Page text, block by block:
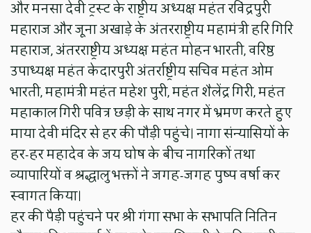
और मनसा देवी ट्रस्ट के राष्ट्रीय अध्यक्ष महंत रविंद्रपुरी
महाराज और जूना अखाड़े के अंतरराष्ट्रीय महामंत्री हरि गिरि
महाराज, अंतरराष्ट्रीय अध्यक्ष महंत मोहन भारती, वरिष्ठ
उपाध्यक्ष महंत केदारपुरी अंतर्राष्ट्रीय सचिव महंत ओम
भारती, महामंत्री महंत महेश पुरी, महंत शैलेंद्र गिरी, महंत
महाकाल गिरी पवित्र छड़ी के साथ नगर में भ्रमण करते हुए
माया देवी मंदिर से हर की पौड़ी पहुंचे। नागा संन्यासियों के
हर-हर महादेव के जय घोष के बीच नागरिकों तथा
व्यापारियों व श्रद्धालु भक्तों ने जगह-जगह पुष्प वर्षा कर
स्वागत किया।
हर की पैड़ी पहुंचने पर श्री गंगा सभा के सभापति नितिन